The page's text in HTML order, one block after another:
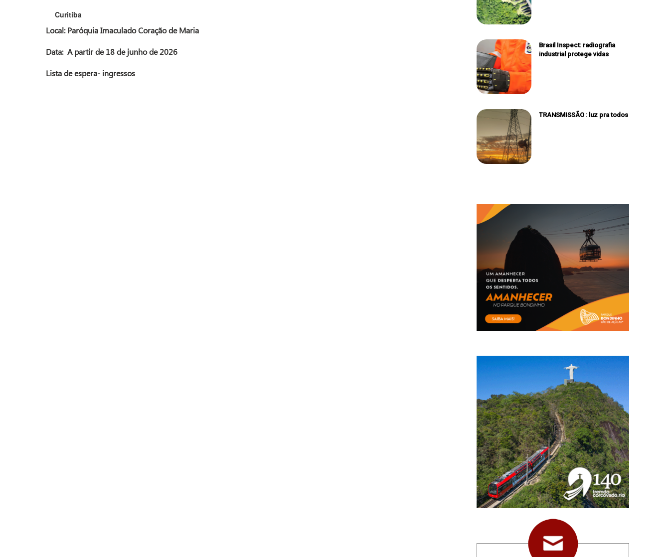
Curitiba
Local: Paróquia Imaculado Coração de Maria
Data: A partir de 18 de junho de 2026
Lista de espera- ingressos
Brasil Inspect: radiografia
industrial protege vidas
TRANSMISSÃO : luz pra todos